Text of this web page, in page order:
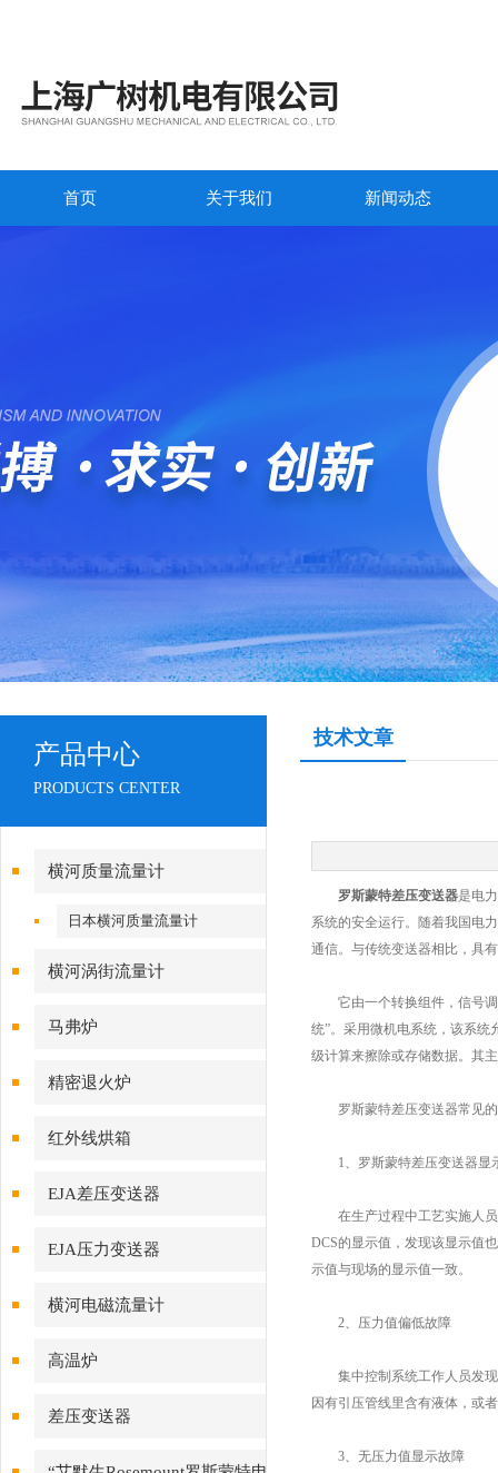
首页 关于我们 新闻动态
产品中心
PRODUCTS CENTER
横河质量流量计
日本横河质量流量计
横河涡街流量计
马弗炉
精密退火炉
红外线烘箱
EJA差压变送器
EJA压力变送器
横河电磁流量计
高温炉
差压变送器
技术文章
罗斯蒙特差压变送器是电
系统的安全运行。随着我国电
通信。与传统变送器相比，具
它由一个转换组件，信号调
统”。采用微机电系统，该系
级计算来擦除或存储数据。其
罗斯蒙特差压变送器常见的
1、罗斯蒙特差压变送器显
在生产过程中工艺实施人员
DCS的显示值，发现该显示值
示值与现场的显示值一致。
2、压力值偏低故障
集中控制系统工作人员发现
因有引压管线里含有液体，或
3、无压力值显示故障